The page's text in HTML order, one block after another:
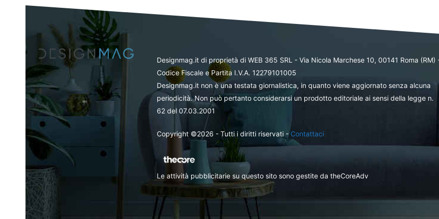
Designmag.it di proprietà di WEB 365 SRL - Via Nicola Marchese 10, 00141 Roma (RM)
Codice Fiscale e Partita I.V.A. 12279101005
Designmag.it non è una testata giornalistica, in quanto viene aggiornato senza alcuna
periodicità. Non può pertanto considerarsi un prodotto editoriale ai sensi della legge n.
62 del 07.03.2001
Copyright ©2026 - Tutti i diritti riservati -Contattaci
Le attività pubblicitarie su questo sito sono gestite da theCoreAdv